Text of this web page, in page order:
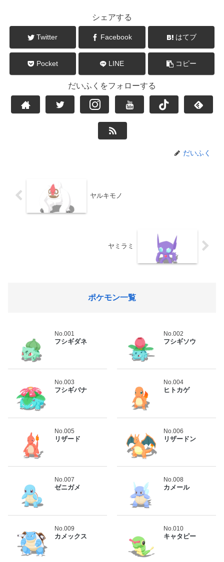
シェアする
Twitter Facebook はてブ
Pocket LINE コピー
だいふくをフォローする
だいふく
ヤルキモノ
ヤミラミ
ポケモン一覧
No.001
フシギダネ
No.002
フシギソウ
No.003
フシギバナ
No.004
ヒトカゲ
No.005
リザード
No.006
リザードン
No.007
ゼニガメ
No.008
カメール
No.009
カメックス
No.010
キャタピー